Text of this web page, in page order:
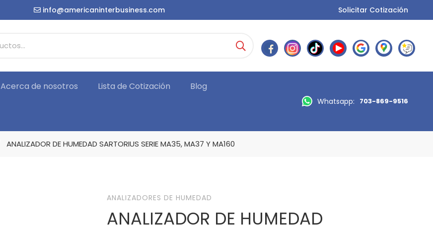
info@americaninterbusiness.com Solicitar Cotización
Acerca de nosotros Lista de Cotización Blog
Whatsapp: 703-869-9516
ANALIZADOR DE HUMEDAD SARTORIUS SERIE MA35, MA37 Y MA160
ANALIZADORES DE HUMEDAD
ANALIZADOR DE HUMEDAD